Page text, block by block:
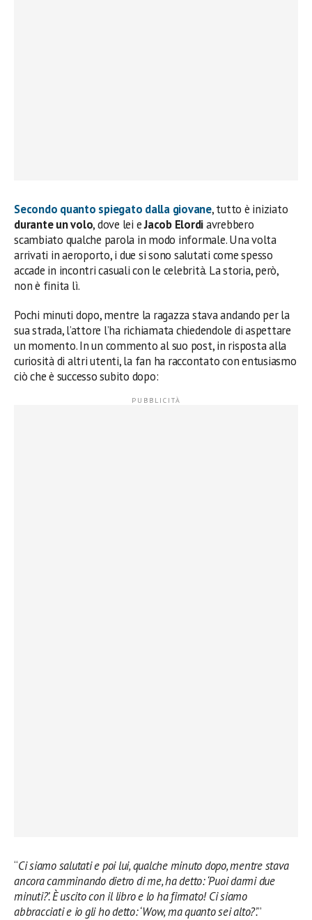
Secondo quanto spiegato dalla giovane, tutto è iniziato
durante un volo, dove lei eJacob Elordiavrebbero
scambiato qualche parola in modo informale. Una volta
arrivati in aeroporto, i due si sono salutati come spesso
accade in incontri casuali con le celebrità. La storia, però,
non è finita lì.
Pochi minuti dopo, mentre la ragazza stava andando per la
sua strada, l’attore l’ha richiamata chiedendole di aspettare
un momento. In un commento al suo post, in risposta alla
curiosità di altri utenti, la fan ha raccontato con entusiasmo
ciò che è successo subito dopo:
“Ci siamo salutati e poi lui, qualche minuto dopo, mentre stava
ancora camminando dietro di me, ha detto: ‘Puoi darmi due
minuti?’. È uscito con il libro e lo ha firmato! Ci siamo
abbracciati e io gli ho detto: ‘Wow, ma quanto sei alto?’.”